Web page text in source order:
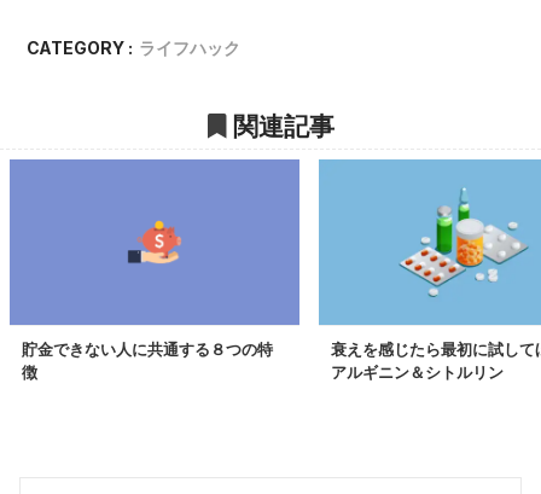
CATEGORY : ライフハック
関連記事
貯金できない人に共通する８つの特
徴
衰えを感じたら最初に試して
アルギニン＆シトルリン